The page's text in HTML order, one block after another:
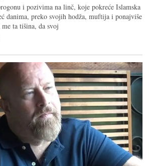
i pozivima na linč, koje pokreće Islamska
danima, preko svojih hodža, muftija i ponajviše
ta tišina, da svoj